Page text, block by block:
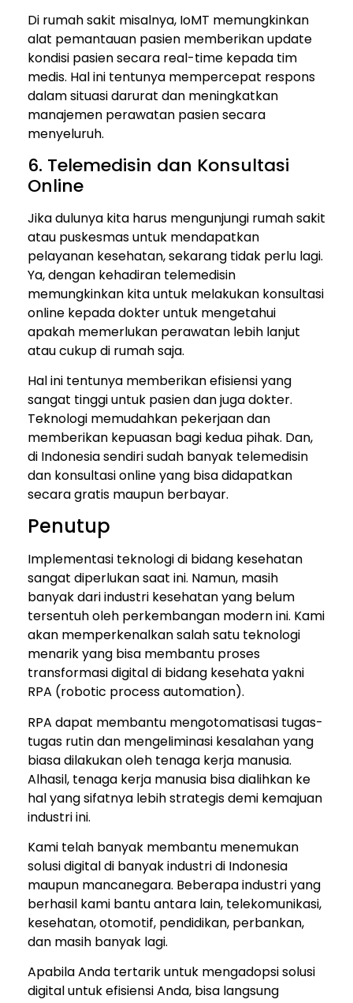
Di rumah sakit misalnya, IoMT memungkinkan
alat pemantauan pasien memberikan update
kondisi pasien secara real-time kepada tim
medis. Hal ini tentunya mempercepat respons
dalam situasi darurat dan meningkatkan
manajemen perawatan pasien secara
menyeluruh.
6. Telemedisin dan Konsultasi
Online
Jika dulunya kita harus mengunjungi rumah sakit
atau puskesmas untuk mendapatkan
pelayanan kesehatan, sekarang tidak perlu lagi.
Ya, dengan kehadiran telemedisin
memungkinkan kita untuk melakukan konsultasi
online kepada dokter untuk mengetahui
apakah memerlukan perawatan lebih lanjut
atau cukup di rumah saja.
Hal ini tentunya memberikan efisiensi yang
sangat tinggi untuk pasien dan juga dokter.
Teknologi memudahkan pekerjaan dan
memberikan kepuasan bagi kedua pihak. Dan,
di Indonesia sendiri sudah banyak telemedisin
dan konsultasi online yang bisa didapatkan
secara gratis maupun berbayar.
Penutup
Implementasi teknologi di bidang kesehatan
sangat diperlukan saat ini. Namun, masih
banyak dari industri kesehatan yang belum
tersentuh oleh perkembangan modern ini. Kami
akan memperkenalkan salah satu teknologi
menarik yang bisa membantu proses
transformasi digital di bidang kesehata yakni
RPA (robotic process automation).
RPA dapat membantu mengotomatisasi tugas-
tugas rutin dan mengeliminasi kesalahan yang
biasa dilakukan oleh tenaga kerja manusia.
Alhasil, tenaga kerja manusia bisa dialihkan ke
hal yang sifatnya lebih strategis demi kemajuan
industri ini.
Kami telah banyak membantu menemukan
solusi digital di banyak industri di Indonesia
maupun mancanegara. Beberapa industri yang
berhasil kami bantu antara lain, telekomunikasi,
kesehatan, otomotif, pendidikan, perbankan,
dan masih banyak lagi.
Apabila Anda tertarik untuk mengadopsi solusi
digital untuk efisiensi Anda, bisa langsung